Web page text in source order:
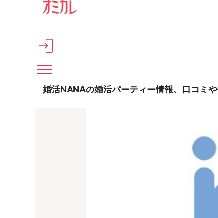
メインコンテンツへスキップ
婚活NANAの婚活パーティー情報、口コミ